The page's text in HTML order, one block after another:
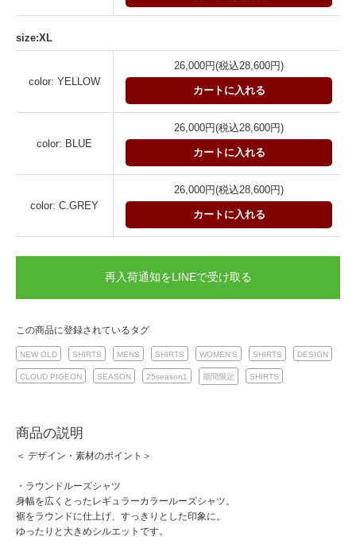
size:XL
color: YELLOW
26,000円(税込28,600円)
カートに入れる
color: BLUE
26,000円(税込28,600円)
カートに入れる
color: C.GREY
26,000円(税込28,600円)
カートに入れる
再入荷通知をLINEで受け取る
この商品に登録されているタグ
NEW OLD SHIRTS MENS SHIRTS WOMEN'S SHIRTS DESIGN
CLOUD PIGEON SEASON 25season1 期間限定 SHIRTS
商品の説明
＜ デザイン・素材のポイント＞
・ラウンドルーズシャツ
身幅を広くとったレギュラーカラールーズシャツ。
裾をラウンドに仕上げ、すっきりとした印象に。
ゆったりと大きめシルエットです。